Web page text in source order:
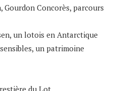
Gourdon Concorès, parcours
un lotois en Antarctique
un patrimoine